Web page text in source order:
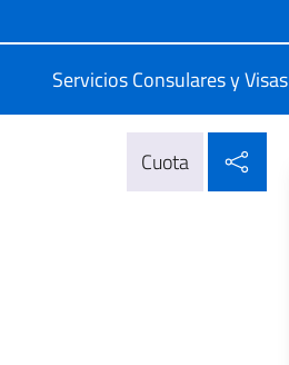
Servicios Consulares y Visas
Cuota